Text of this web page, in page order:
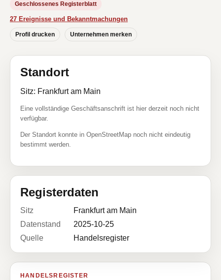
Geschlossenes Registerblatt
27 Ereignisse und Bekanntmachungen
Profil drucken Unternehmen merken
Standort
Sitz: Frankfurt am Main
Eine vollständige Geschäftsanschrift ist hier derzeit noch nicht
verfügbar.
Der Standort konnte in OpenStreetMap noch nicht eindeutig
bestimmt werden.
Registerdaten
Sitz
Frankfurt am Main
Datenstand
2025-10-25
Quelle
Handelsregister
HANDELSREGISTER